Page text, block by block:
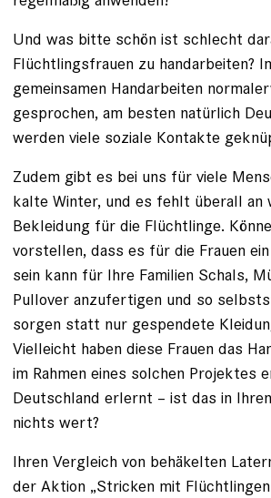
Und was bitte schön ist schlecht
Flüchtlingsfrauen zu handarbeiten?
gemeinsamen Handarbeiten
gesprochen, am besten natürlich
werden viele soziale Kontakte
Zudem gibt es bei uns für viele
kalte Winter, und es fehlt überall an
Bekleidung für die Flüchtlinge.
vorstellen, dass es für die Frauen
sein kann für Ihre Familien Schals,
Pullover anzufertigen und so
sorgen statt nur gespendete
Vielleicht haben diese Frauen das
im Rahmen eines solchen Projektes
Deutschland erlernt – ist das in
nichts wert?
Ihren Vergleich von behäkelten
der Aktion „Stricken mit